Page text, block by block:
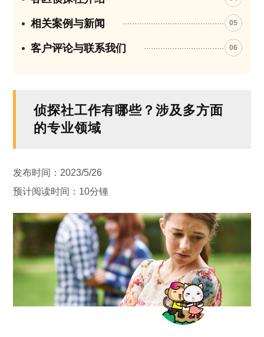
相关案例与新闻 05
客户评论与联系我们 06
侦探社工作有哪些？涉及多方面
的专业领域
发布时间：2023/5/26
预计阅读时间：10分锺